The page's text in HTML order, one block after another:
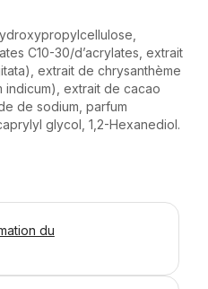
C10-30/d’acrylates, extrait
extrait de chrysanthème
indicum), extrait de cacao
de sodium, parfum
glycol, 1,2-Hexanediol.
du